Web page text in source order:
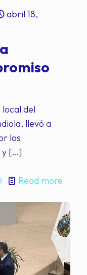
abril 18,
del
llevó a
los
y […]
Read more